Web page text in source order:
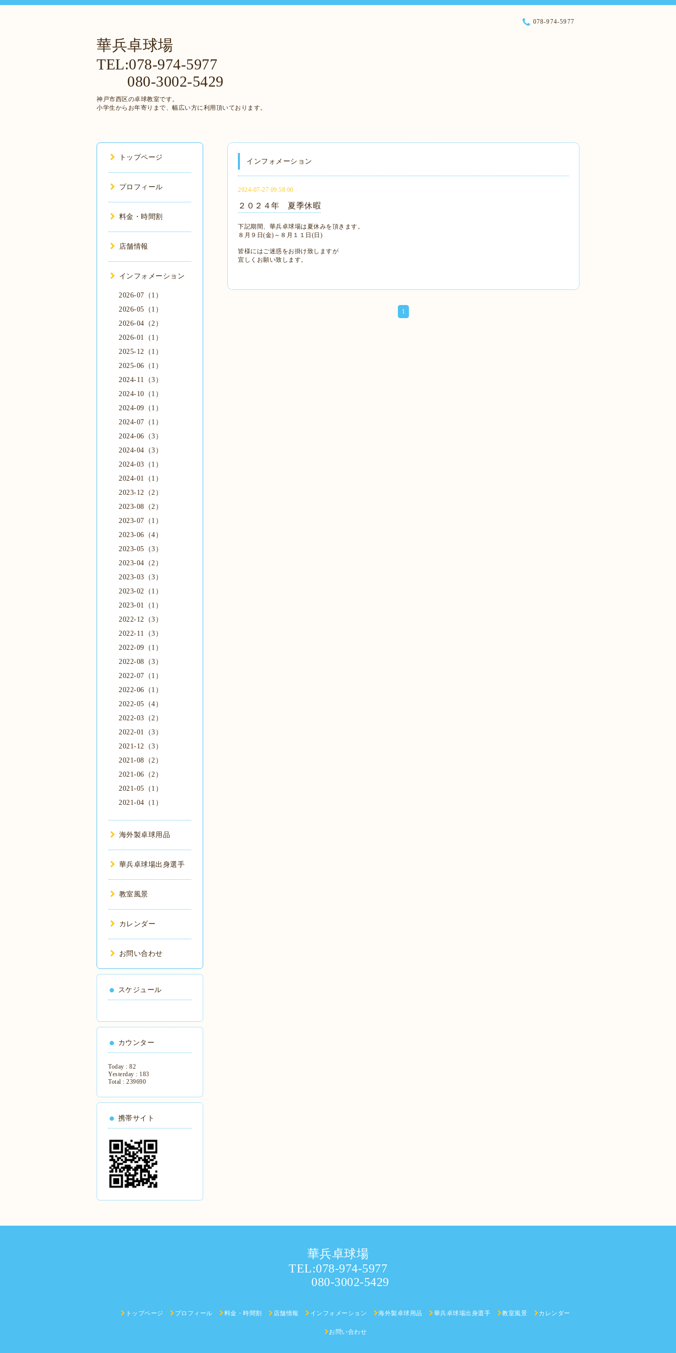
華兵卓球場
TEL:078-974-5977
080-3002-5429
神戸市西区の卓球教室です。
小学生からお年寄りまで、幅広い方に利用頂いております。
078-974-5977
インフォメーション
2024-07-27 09:58:00
２０２４年 夏季休暇
下記期間、華兵卓球場は夏休みを頂きます。
８月９日(金)～８月１１日(日)
皆様にはご迷惑をお掛け致しますが
宜しくお願い致します。
1
トップページ
プロフィール
料金・時間割
店舗情報
インフォメーション
2026-07（1）
2026-05（1）
2026-04（2）
2026-01（1）
2025-12（1）
2025-06（1）
2024-11（3）
2024-10（1）
2024-09（1）
2024-07（1）
2024-06（3）
2024-04（3）
2024-03（1）
2024-01（1）
2023-12（2）
2023-08（2）
2023-07（1）
2023-06（4）
2023-05（3）
2023-04（2）
2023-03（3）
2023-02（1）
2023-01（1）
2022-12（3）
2022-11（3）
2022-09（1）
2022-08（3）
2022-07（1）
2022-06（1）
2022-05（4）
2022-03（2）
2022-01（3）
2021-12（3）
2021-08（2）
2021-06（2）
2021-05（1）
2021-04（1）
海外製卓球用品
華兵卓球場出身選手
教室風景
カレンダー
お問い合わせ
スケジュール
カウンター
Today : 82
Yesterday : 183
Total : 239690
携帯サイト
華兵卓球場
TEL:078-974-5977
080-3002-5429
トップページ プロフィール 料金・時間割 店舗情報 インフォメーション 海外製卓球用品 華兵卓球場出身選手 教室風景 カレンダー
お問い合わせ